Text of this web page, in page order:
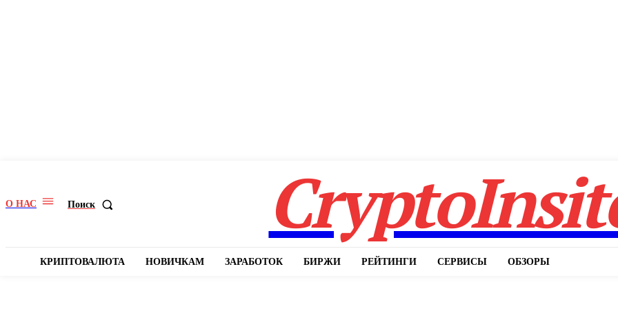
О НАС Поиск
КРИПТОВАЛЮТА НОВИЧКАМ ЗАРАБОТОК БИРЖИ РЕЙТИНГИ СЕРВИСЫ ОБЗОРЫ